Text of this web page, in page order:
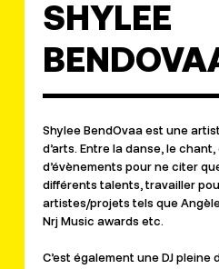
SHYLEE
Shylee BendOvaa est une
d’arts. Entre la danse, le
d’évènements pour ne citer
différents talents, travailler
artistes/projets tels que
Nrj Music awards etc.
C’est également une DJ pleine